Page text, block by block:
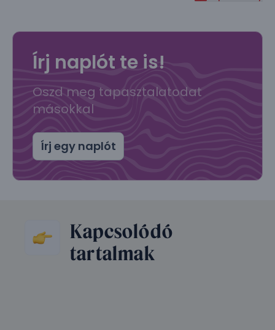
Írj naplót te is!
Oszd meg tapasztalatodat
másokkal
Írj egy naplót
Kapcsolódó
tartalmak